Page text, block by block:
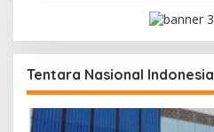
Tentara Nasional Indonesia